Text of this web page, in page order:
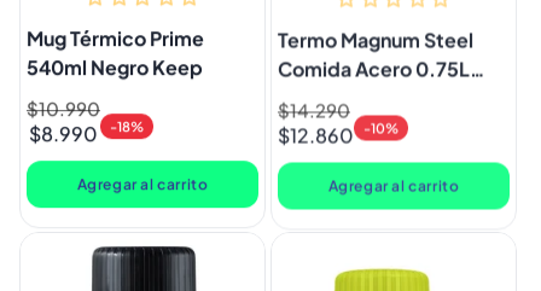
Mug Térmico Prime
540ml Negro Keep
Precio
habitual
$10.990
Precio
de
oferta
$8.990 -18%
Agregar al carrito
Termo Magnum Steel
Comida Acero 0.75L
Precio
habitual
$14.290
Precio
de
oferta
$12.860 -10%
Agregar al carrito